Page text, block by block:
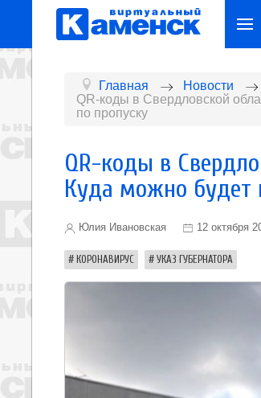
Главная Новости
QR-коды в Свердловской
по пропуску
QR-коды в
Куда можно будет
Юлия Ивановская 12 октября
КОРОНАВИРУС УКАЗ ГУБЕРНАТОРА